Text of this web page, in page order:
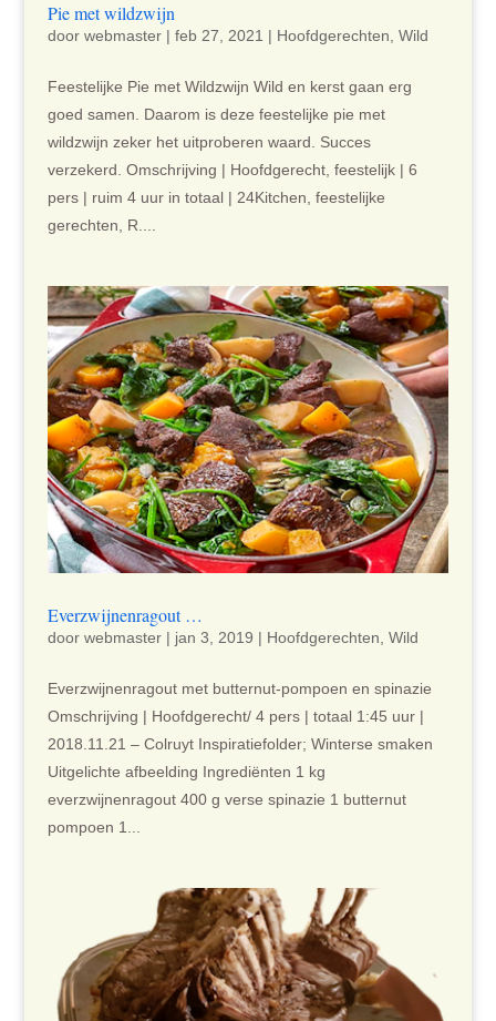
Pie met wildzwijn
door webmaster| feb 27, 2021 | Hoofdgerechten Wild
Feestelijke Pie met Wildzwijn Wild en kerst gaan erg
goed samen. Daarom is deze feestelijke pie met
wildzwijn zeker het uitproberen waard. Succes
verzekerd. Omschrijving | Hoofdgerecht, feestelijk | 6
pers | ruim 4 uur in totaal | 24Kitchen, feestelijke
gerechten, R....
Everzwijnenragout …
door webmaster| jan 3, 2019 | Hoofdgerechten, Wild
Everzwijnenragout met butternut-pompoen en spinazie
Omschrijving | Hoofdgerecht/ 4 pers | totaal 1:45 uur |
2018.11.21 – Colruyt Inspiratiefolder; Winterse smaken
Uitgelichte afbeelding Ingrediënten 1 kg
everzwijnenragout 400 g verse spinazie 1 butternut
pompoen 1...